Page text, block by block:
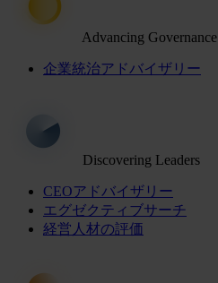
Advancing Governance
企業統治アドバイザリー
Discovering Leaders
CEOアドバイザリー
エグゼクティブサーチ
経営人材の評価